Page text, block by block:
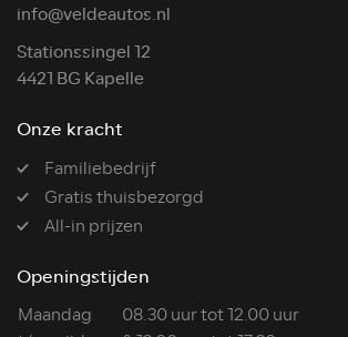
info@veldeautos.nl
Stationssingel 12
4421 BG Kapelle
Onze kracht
Familiebedrijf
Gratis thuisbezorgd
All-in prijzen
Openingstijden
Maandag
08.30 uur tot 12.00 uur